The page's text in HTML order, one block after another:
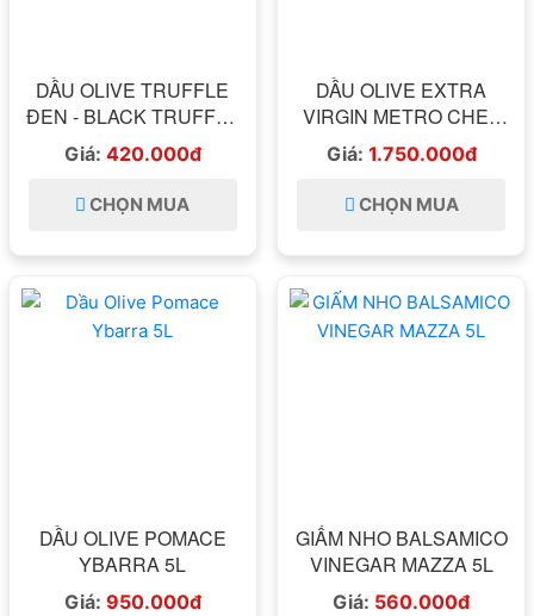
DẦU OLIVE TRUFFLE
ĐEN - BLACK TRUFFLE
FLAVOURED DRESSING
IN OLIVE OIL
GEOFOODS 250ML
Giá: 420.000đ
CHỌN MUA
DẦU OLIVE EXTRA
VIRGIN METRO CHEF
5L
Giá: 1.750.000đ
CHỌN MUA
DẦU OLIVE POMACE
YBARRA 5L
Giá: 950.000đ
GIẤM NHO BALSAMICO
VINEGAR MAZZA 5L
Giá: 560.000đ